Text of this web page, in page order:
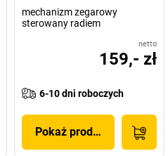
mechanizm zegarowy
sterowany radiem
netto
159,- zł
6-10 dni roboczych
Pokaż produkt